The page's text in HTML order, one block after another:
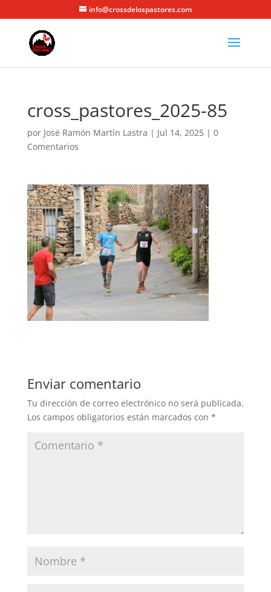
info@crossdelospastores.com
cross_pastores_2025-85
por José Ramón Martín Lastra | Jul 14, 2025| 0
Comentarios
Enviar comentario
Tu dirección de correo electrónico no será publicada.
Los campos obligatorios están marcados con *